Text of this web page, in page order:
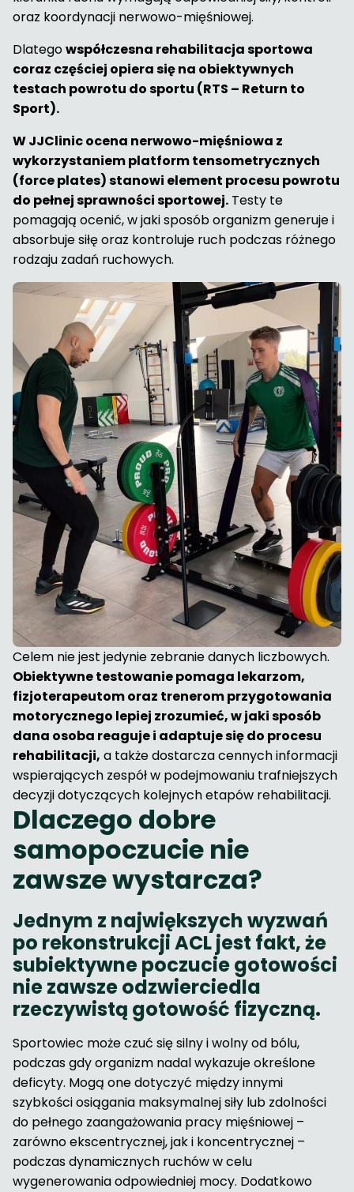
oraz koordynacji nerwowo-mięśniowej.
Dlategowspółczesna rehabilitacja sportowa
coraz częściej opiera się na obiektywnych
testach powrotu do sportu (RTS – Return to
Sport).
W JJClinic ocena nerwowo-mięśniowa z
wykorzystaniem platform tensometrycznych
(force plates) stanowi element procesu powrotu
do pełnej sprawności sportowej. Testy te
pomagają ocenić, w jaki sposób organizm generuje i
absorbuje siłę oraz kontroluje ruch podczas różnego
rodzaju zadań ruchowych.
Celem nie jest jedynie zebranie danych liczbowych.
Obiektywne testowanie pomaga lekarzom,
fizjoterapeutom oraz trenerom przygotowania
motorycznego lepiej zrozumieć, w jaki sposób
dana osoba reaguje i adaptuje się do procesu
rehabilitacji, a także dostarcza cennych informacji
wspierających zespół w podejmowaniu trafniejszych
decyzji dotyczących kolejnych etapów rehabilitacji.
Dlaczego dobre
samopoczucie nie
zawsze wystarcza?
Jednym z największych wyzwań
po rekonstrukcji ACL jest fakt, że
subiektywne poczucie gotowości
nie zawsze odzwierciedla
rzeczywistą gotowość fizyczną.
Sportowiec może czuć się silny i wolny od bólu,
podczas gdy organizm nadal wykazuje określone
deficyty. Mogą one dotyczyć między innymi
szybkości osiągania maksymalnej siły lub zdolności
do pełnego zaangażowania pracy mięśniowej –
zarówno ekscentrycznej, jak i koncentrycznej –
podczas dynamicznych ruchów w celu
wygenerowania odpowiedniej mocy. Dodatkowo